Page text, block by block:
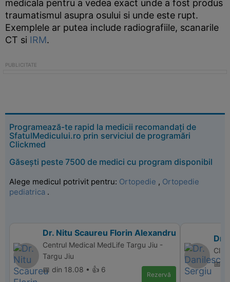
medicala pentru a vedea exact unde a fost produs
traumatismul asupra osului si unde este rupt.
Exemplele ar putea include radiografiile, scanarile
CT si IRM.
Programează-te rapid la medicii recomandați de
SfatulMedicului.ro prin serviciul de programări
Clickmed
Găsești peste 7500 de medici cu program disponibil
Alege medicul potrivit pentru: Ortopedie , Ortopedie
pediatrica .
Dr. Nitu Scaureu Florin Alexandru
Centrul Medical MedLife Targu Jiu -
Targu Jiu
📅 din 18.08 • 👍 6
Rezervă
Dr.
📅